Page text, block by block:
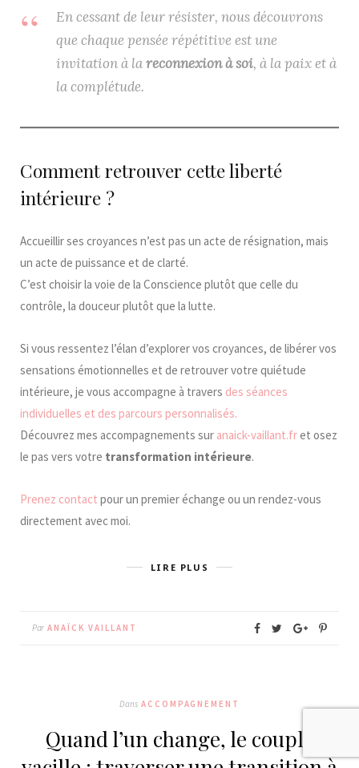
En cessant de leur résister, nous découvrons
que chaque pensée répétitive est une
invitation à lareconnexion à soi, à la paix et à
la complétude.
Comment retrouver cette liberté
intérieure ?
Accueillir ses croyances n’est pas un acte de résignation, mais
un acte de puissance et de clarté.
C’est choisir la voie de la Conscience plutôt que celle du
contrôle, la douceur plutôt que la lutte.
Si vous ressentez l’élan d’explorer vos croyances, de libérer vos
sensations émotionnelles et de retrouver votre quiétude
intérieure, je vous accompagne à travers des séances
individuelles et des parcours personnalisés.
Découvrez mes accompagnements sur anaick-vaillant.fret osez
le pas vers votre transformation intérieure.
Prenez contact pour un premier échange ou un rendez-vous
directement avec moi.
LIRE PLUS
Par ANAÏCK VAILLANT
Dans ACCOMPAGNEMENT
Quand l’un change, le couple